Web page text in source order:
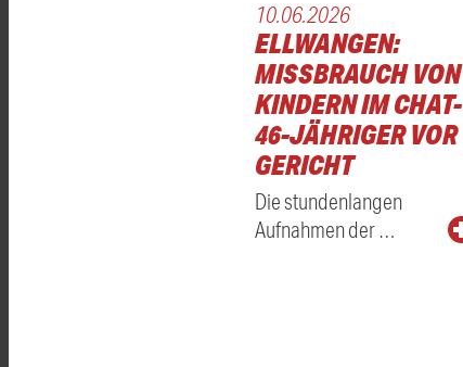
10.06.2026
ELLWANGEN:
MISSBRAUCH VON
KINDERN IM CHAT-
46-JÄHRIGER VOR
GERICHT
Die stundenlangen
Aufnahmen der …